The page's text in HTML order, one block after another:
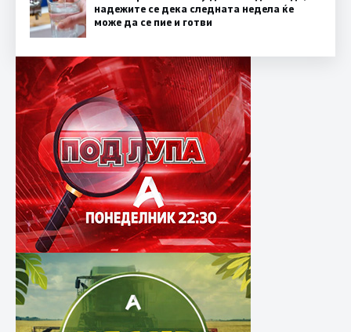
надежите се дека следната недела ќе
може да се пие и готви